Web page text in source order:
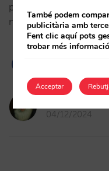
permet revendre
major flexibilitat i
04/12/2024
També podem
publicitària amb
Fent clic aquí pots
trobar més
Acceptar